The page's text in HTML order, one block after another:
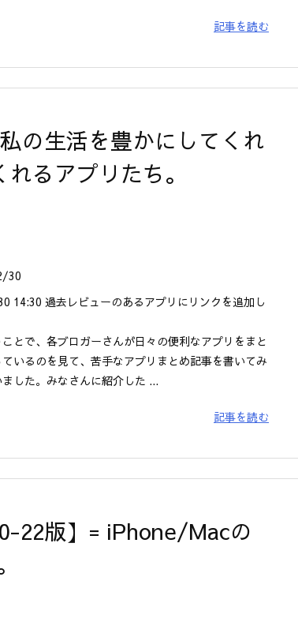
記事を読む
の生活を豊かにしてくれ
るアプリたち。
30
14:30 過去レビューのあるアプリにリンクを追加し
とで、各ブロガーさんが日々の便利なアプリをまと
いるのを見て、苦手なアプリまとめ記事を書いてみ
した。みなさんに紹介した ...
記事を読む
22版】= iPhone/Macの